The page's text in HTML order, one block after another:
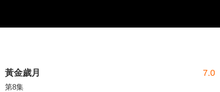
黃金歲月 7.0
第8集